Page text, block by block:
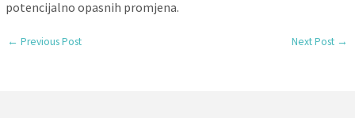
potencijalno opasnih promjena.
← Previous Post Next Post →